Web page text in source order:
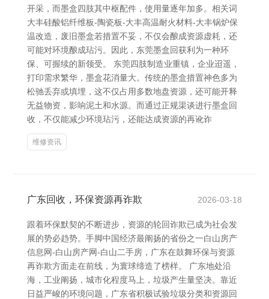
开采，而墨盒四肢其中枢配件，使用量逐年加多。相关词
大丰硅酸铝纤维板-陶瓷板-大丰高温耐火材料-大丰锅炉保
温改造，废旧墨盒若措置不妥，不仅会酿成资源虚耗，还
可能对环境酿成玷污。因此，东莞墨盒回获利为一种环
保、可握续的新领受。 东莞四肢制造业重镇，企业迢遥，
打印需求繁华，墨盒花消量大。传统的墨盒措置神色多为
松驰丢弃或填埋，这不仅占用多数地盘资源，还可能开释
无益物资，影响泥土和水源。而通过正规渠谈进行墨盒回
收，不仅能减少环境玷污，还能达成资源的再讹诈
维修资讯
广东回收，环保资源再诈欺 2026-03-18
跟着环保默契的不断进步，资源的轮回诈欺已成为社会发
展的势必趋势。手脚中国经济最阐扬的省份之一白山房产
信息网-白山房产网-白山二手房，广东在鼓舞环保与资源
再诈欺方面走在前线，为寰球缔造了榜样。 广东地处沿
海，工业阐扬，城市化程度马上，垃圾产生量坚决。靠近
日益严峻的环境问题，广东省积极试验垃圾分类和资源回